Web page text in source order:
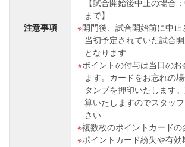
注意事項
【試合開始後中止の場合
まで】
開門後、試合開始前に中止
当初予定されていた試合
となります
ポイントの付与は当日のお
ます。カードをお忘れの
タンプを押印いたします
算いたしますのでスタッ
さい
複数枚のポイントカード
ポイントカード紛失や有